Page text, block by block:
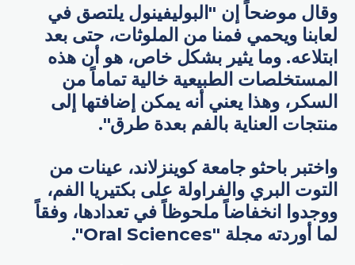
وقال موضحاً إن "البوليفينول يلتصق في
لعابنا ويحمي فمنا من الملوثات، حتى بعد
ابتلاعه. وما يثير بشكل خاص، هو أن هذه
المستخلصات الطبيعية خالية تماماً من
السكر، وهذا يعني أنه يمكن إضافتها إلى
منتجات العناية بالفم بعدة طرق".
واختبر باحثو جامعة كوينزلاند، عينات من
التوت البري والفراولة على بكتيريا الفم،
ووجدوا انخفاضاً ملحوظاً في تعدادها، وفقاً
لما أوردته مجلة "Oral Sciences".